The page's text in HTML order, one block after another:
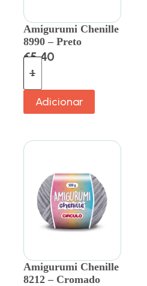
Amigurumi Chenille
8990 – Preto
€5.40
Adicionar
Amigurumi Chenille
8212 – Cromado